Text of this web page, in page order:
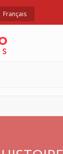
Français